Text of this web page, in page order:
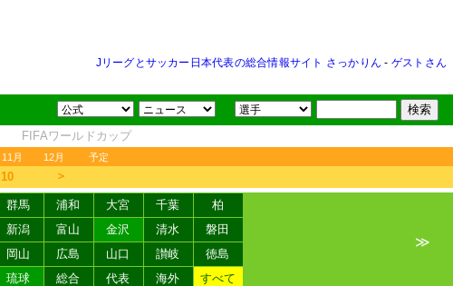
Jリーグとサッカー日本代表の総合情報サイト さっかりん - ゲストさん
FIFAワールドカップ
11月 12月 予定
10 ＞
群馬 浦和 大宮 千葉
柏
新潟 富山 金沢 清水
磐田
岡山 広島 山口 讃岐
徳島
琉球 総合 代表 海外 すべて
≫